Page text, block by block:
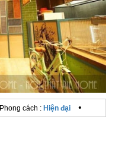
Phong cách : Hiện đại •